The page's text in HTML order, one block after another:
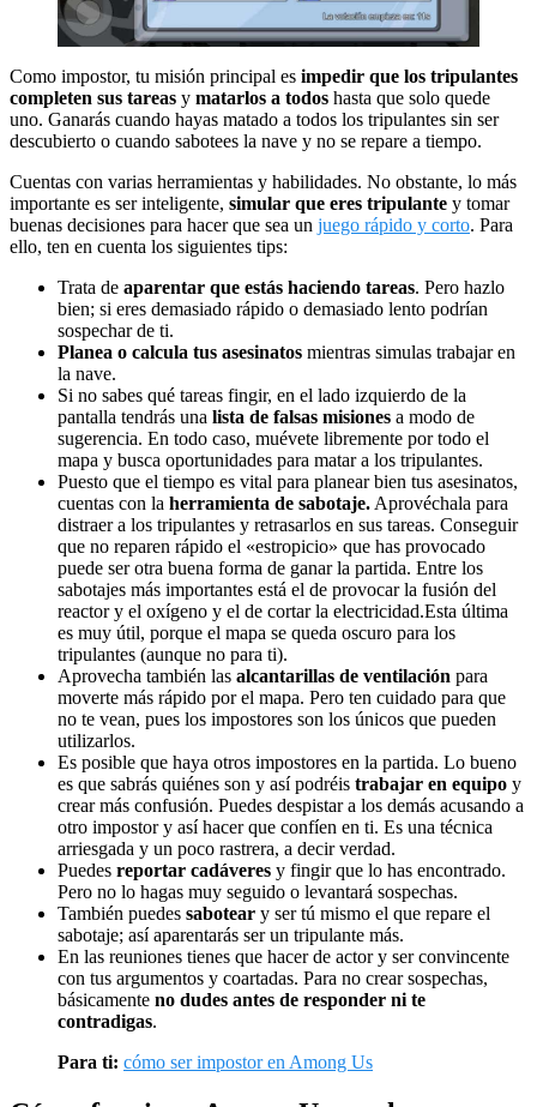
Como impostor, tu misión principal es impedir que los tripulantes
completen sus tareas y matarlos a todos hasta que solo quede
uno. Ganarás cuando hayas matado a todos los tripulantes sin ser
descubierto o cuando sabotees la nave y no se repare a tiempo.
Cuentas con varias herramientas y habilidades. No obstante, lo más
importante es ser inteligente, simular que eres tripulante y tomar
buenas decisiones para hacer que sea un juego rápido y corto. Para
ello, ten en cuenta los siguientes tips:
Trata de aparentar que estás haciendo tareas. Pero hazlo
bien; si eres demasiado rápido o demasiado lento podrían
sospechar de ti.
Planea o calcula tus asesinatos mientras simulas trabajar en
la nave.
Si no sabes qué tareas fingir, en el lado izquierdo de la
pantalla tendrás una lista de falsas misiones a modo de
sugerencia. En todo caso, muévete libremente por todo el
mapa y busca oportunidades para matar a los tripulantes.
Puesto que el tiempo es vital para planear bien tus asesinatos,
cuentas con la herramienta de sabotaje.Aprovéchala para
distraer a los tripulantes y retrasarlos en sus tareas. Conseguir
que no reparen rápido el «estropicio» que has provocado
puede ser otra buena forma de ganar la partida. Entre los
sabotajes más importantes está el de provocar la fusión del
reactor y el oxígeno y el de cortar la electricidad.Esta última
es muy útil, porque el mapa se queda oscuro para los
tripulantes (aunque no para ti).
Aprovecha también las alcantarillas de ventilación para
moverte más rápido por el mapa. Pero ten cuidado para que
no te vean, pues los impostores son los únicos que pueden
utilizarlos.
Es posible que haya otros impostores en la partida. Lo bueno
es que sabrás quiénes son y así podréis trabajar en equipo y
crear más confusión. Puedes despistar a los demás acusando a
otro impostor y así hacer que confíen en ti. Es una técnica
arriesgada y un poco rastrera, a decir verdad.
Puedes reportar cadáveres y fingir que lo has encontrado.
Pero no lo hagas muy seguido o levantará sospechas.
También puedes sabotear y ser tú mismo el que repare el
sabotaje; así aparentarás ser un tripulante más.
En las reuniones tienes que hacer de actor y ser convincente
con tus argumentos y coartadas. Para no crear sospechas,
básicamente no dudes antes de responder ni te
contradigas.
Para ti: cómo ser impostor en Among Us